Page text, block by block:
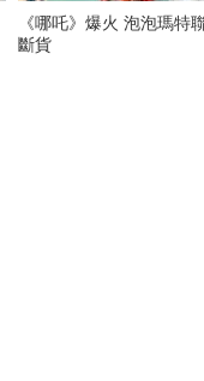
《哪吒》爆火 泡泡瑪特
斷貨